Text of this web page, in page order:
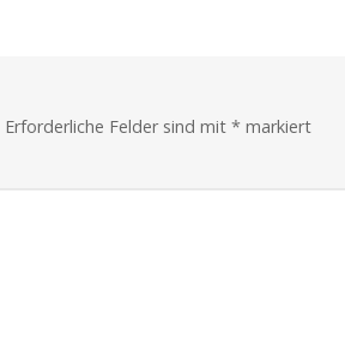
Erforderliche Felder sind mit * markiert